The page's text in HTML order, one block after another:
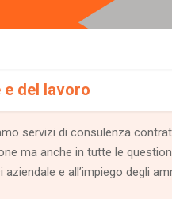
e del lavoro
servizi di consulenza
ma anche in tutte le
e all’impiego degli